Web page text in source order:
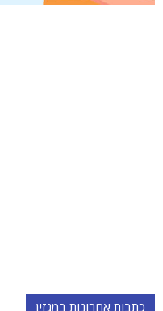
כתבות אחרונות במגזין